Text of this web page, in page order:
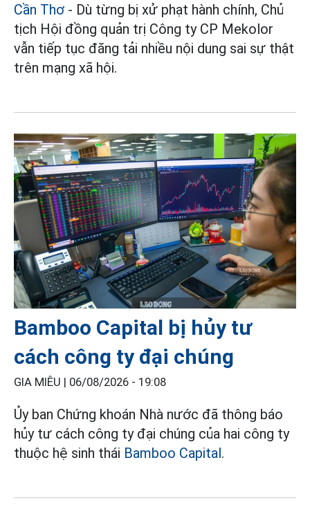
Cần Thơ - Dù từng bị xử phạt hành chính, Chủ
tịch Hội đồng quản trị Công ty CP Mekolor
vẫn tiếp tục đăng tải nhiều nội dung sai sự thật
trên mạng xã hội.
Bamboo Capital bị hủy tư
cách công ty đại chúng
GIA MIÊU | 06/08/2026 - 19:08
Ủy ban Chứng khoán Nhà nước đã thông báo
hủy tư cách công ty đại chúng của hai công ty
thuộc hệ sinh thái Bamboo Capital.